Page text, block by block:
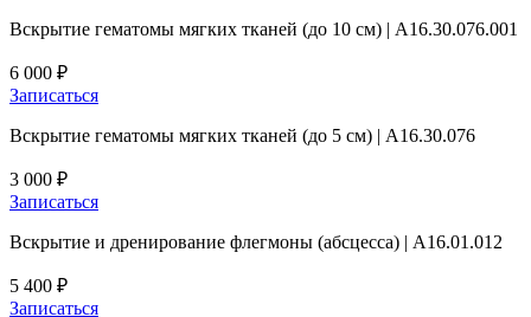
Вскрытие гематомы мягких тканей (до 10 см) | A16.30.076.001
6 000 ₽
Записаться
Вскрытие гематомы мягких тканей (до 5 см) | A16.30.076
3 000 ₽
Записаться
Вскрытие и дренирование флегмоны (абсцесса) | A16.01.012
5 400 ₽
Записаться